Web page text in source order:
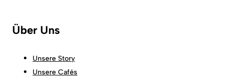
Über Uns
Unsere Story
Unsere Cafés